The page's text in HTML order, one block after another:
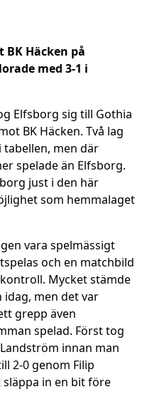
Häcken på
med 3-1 i
Elfsborg sig till Gothia
BK Häcken. Två lag
men där
spelade än Elfsborg.
just i den här
som hemmalaget
vara spelmässigt
och en matchbild
Mycket stämde
idag, men det var
grepp även
spelad. Först tog
innan man
2-0 genom Filip
släppa in en bit före